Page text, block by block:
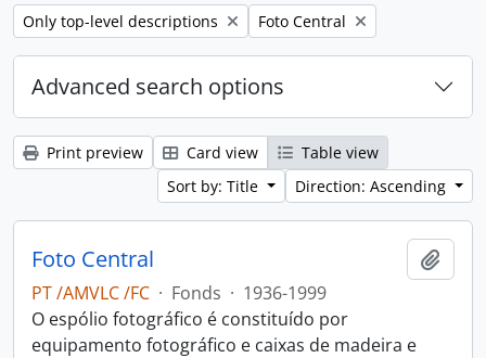
Remove filter:
Only top-level descriptions Remove filter:
Foto Central
Advanced search options
Print preview Card view
Table view
Sort by: Title
Direction: Ascending
Foto Central
PT /AMVLC /FC · Fonds · 1936-1999
O espólio fotográfico é constituído por
equipamento fotográfico e caixas de madeira e